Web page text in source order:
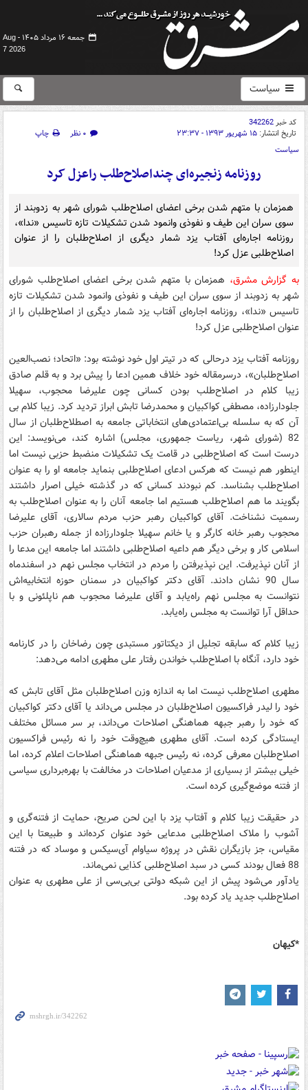
جمعه ۱۶ مرداد ۱۴۰۵ -
Aug
7 2026
سیاست
کد خبر342262
تاریخ انتشار: ۱۵ شهریور ۱۳۹۳ - ۲۳:۳۷ ۰ نظر
چاپ
سیاست
روزنامه زنجیره‌ای چنداصلاح‌طلب راعزل کرد
همزمان با متهم شدن برخی اعضای اصلاح‌طلب شورای شهر به زدو‌بند از
سوی سران این طیف و نفوذی وانمود شدن تشکیلات تازه تاسیس «ندا»،
روزنامه اجاره‌ای آفتاب یزد شمار دیگری از اصلاح‌طلبان را از عنوان
اصلاح‌طلبی عزل کرد!
به گزارش مشرق، همزمان با متهم شدن برخی اعضای اصلاح‌طلب شورای
شهر به زدو‌بند از سوی سران این طیف و نفوذی وانمود شدن تشکیلات تازه
تاسیس «ندا»، روزنامه اجاره‌ای آفتاب یزد شمار دیگری از اصلاح‌طلبان را از
عنوان اصلاح‌طلبی عزل کرد!
روزنامه آفتاب یزد درحالی که در تیتر اول خود نوشته بود: «اتحاد؛ نصب‌العین
اصلاح‌طلبان»، درسرمقاله خود خلاف همین ادعا را پیش برد و به قلم صادق
زیبا کلام در اصلاح‌طلب بودن کسانی چون علیرضا محجوب، سهیلا
جلودارزاده، مصطفی کواکبیان و محمدرضا تابش‌ ابراز تردید کرد. زیبا کلام بی‌
آن که به سلسله بی‌اعتمادی‌های انتخاباتی جامعه به اصطلاح‌طلبان از سال
82 (شورای شهر، ریاست جمهوری، مجلس) اشاره کند، می‌نویسد: این
درست است که اصلاح‌طلبی در قامت یک تشکیلات منضبط حزبی نیست اما
اینطور هم نیست که هرکس ادعای اصلاح‌طلبی بنماید جامعه او را به عنوان
اصلاح‌طلب بشناسد. کم نبودند کسانی که در گذشته خیلی اصرار داشتند
بگویند ما هم اصلاح‌طلب هستیم اما جامعه آنان را به عنوان اصلاح‌طلب به
رسمیت نشناخت. آقای کواکبیان رهبر حزب مردم سالاری، آقای علیرضا
محجوب رهبر خانه کارگر و یا خانم سهیلا جلودارزاده از جمله رهبران حزب
اسلامی کار و برخی دیگر هم داعیه اصلاح‌طلبی داشتند اما جامعه این مدعا را
از آنان نپذیرفت. این نپذیرفتن را مردم در انتخاب مجلس نهم در اسفندماه
سال 90 نشان دادند. آقای دکتر کواکبیان در سمنان حوزه انتخابیه‌اش
نتوانست به مجلس نهم راه‌یابد و آقای علیرضا محجوب هم ناپلئونی و با
حداقل آرا توانست به مجلس راه‌یابد.
زیبا کلام که سابقه تجلیل از دیکتاتور مستبدی چون رضاخان را در کارنامه
خود دارد، آنگاه با اصلاح‌طلب خواندن رفتار علی مطهری ادامه می‌دهد:
مطهری اصلاح‌طلب نیست اما به اندازه وزن اصلاح‌طلبان مثل آقای تابش که
خود را لیدر فراکسیون اصلاح‌طلبان در مجلس می‌داند یا آقای دکتر کواکبیان
که خود را رهبر جبهه هماهنگی اصلاحات می‌داند، بر سر مسائل مختلف
ایستادگی کرده است. آقای مطهری هیچ‌وقت خود را نه رئيس فراکسیون
اصلاح‌طلبان معرفی کرده، نه رئيس جبهه هماهنگی اصلاحات اعلام کرده، اما
خیلی بیشتر از بسیاری از مدعیان اصلاحات در مخالفت با بهره‌برداری سیاسی
از فتنه موضع‌گیری کرده است.
در حقیقت زیبا کلام و آفتاب یزد با این لحن صریح، حمایت از فتنه‌گری و
آشوب را ملاک اصلاح‌طلبی مدعایی خود عنوان کرده‌اند و طبیعتا با این
مقیاس، جز بازیگران نقش در پروژه سیاوام آی‌سیکس و موساد که در فتنه
88 فعال بودند کسی در سبد اصلاح‌طلبی کذایی نمی‌ماند.
یادآور می‌شود پیش از این شبکه دولتی بی‌بی‌سی از علی مطهری به عنوان
اصلاح‌طلب جدید یاد کرده بود.
*کیهان